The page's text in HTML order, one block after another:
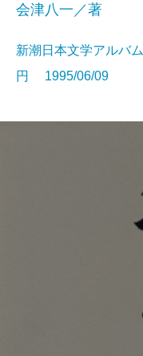
会津八一／著
新潮日本文学アル
円 1995/06/09